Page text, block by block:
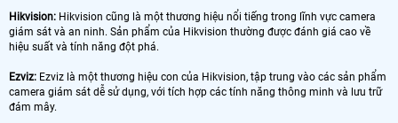
Hikvision: Hikvision cũng là một thương hiệu nổi tiếng trong lĩnh vực camera
giám sát và an ninh. Sản phẩm của Hikvision thường được đánh giá cao về
hiệu suất và tính năng đột phá.
Ezviz: Ezviz là một thương hiệu con của Hikvision, tập trung vào các sản phẩm
camera giám sát dễ sử dụng, với tích hợp các tính năng thông minh và lưu trữ
đám mây.